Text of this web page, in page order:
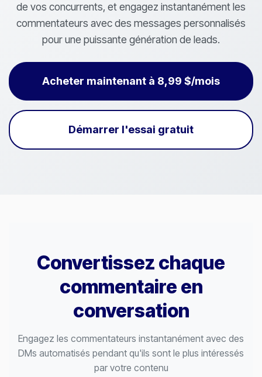
de vos concurrents, et engagez instantanément les
commentateurs avec des messages personnalisés
pour une puissante génération de leads.
Acheter maintenant à 8,99 $/mois
Démarrer l'essai gratuit
Convertissez chaque
commentaire en
conversation
Engagez les commentateurs instantanément avec des
DMs automatisés pendant qu'ils sont le plus intéressés
par votre contenu